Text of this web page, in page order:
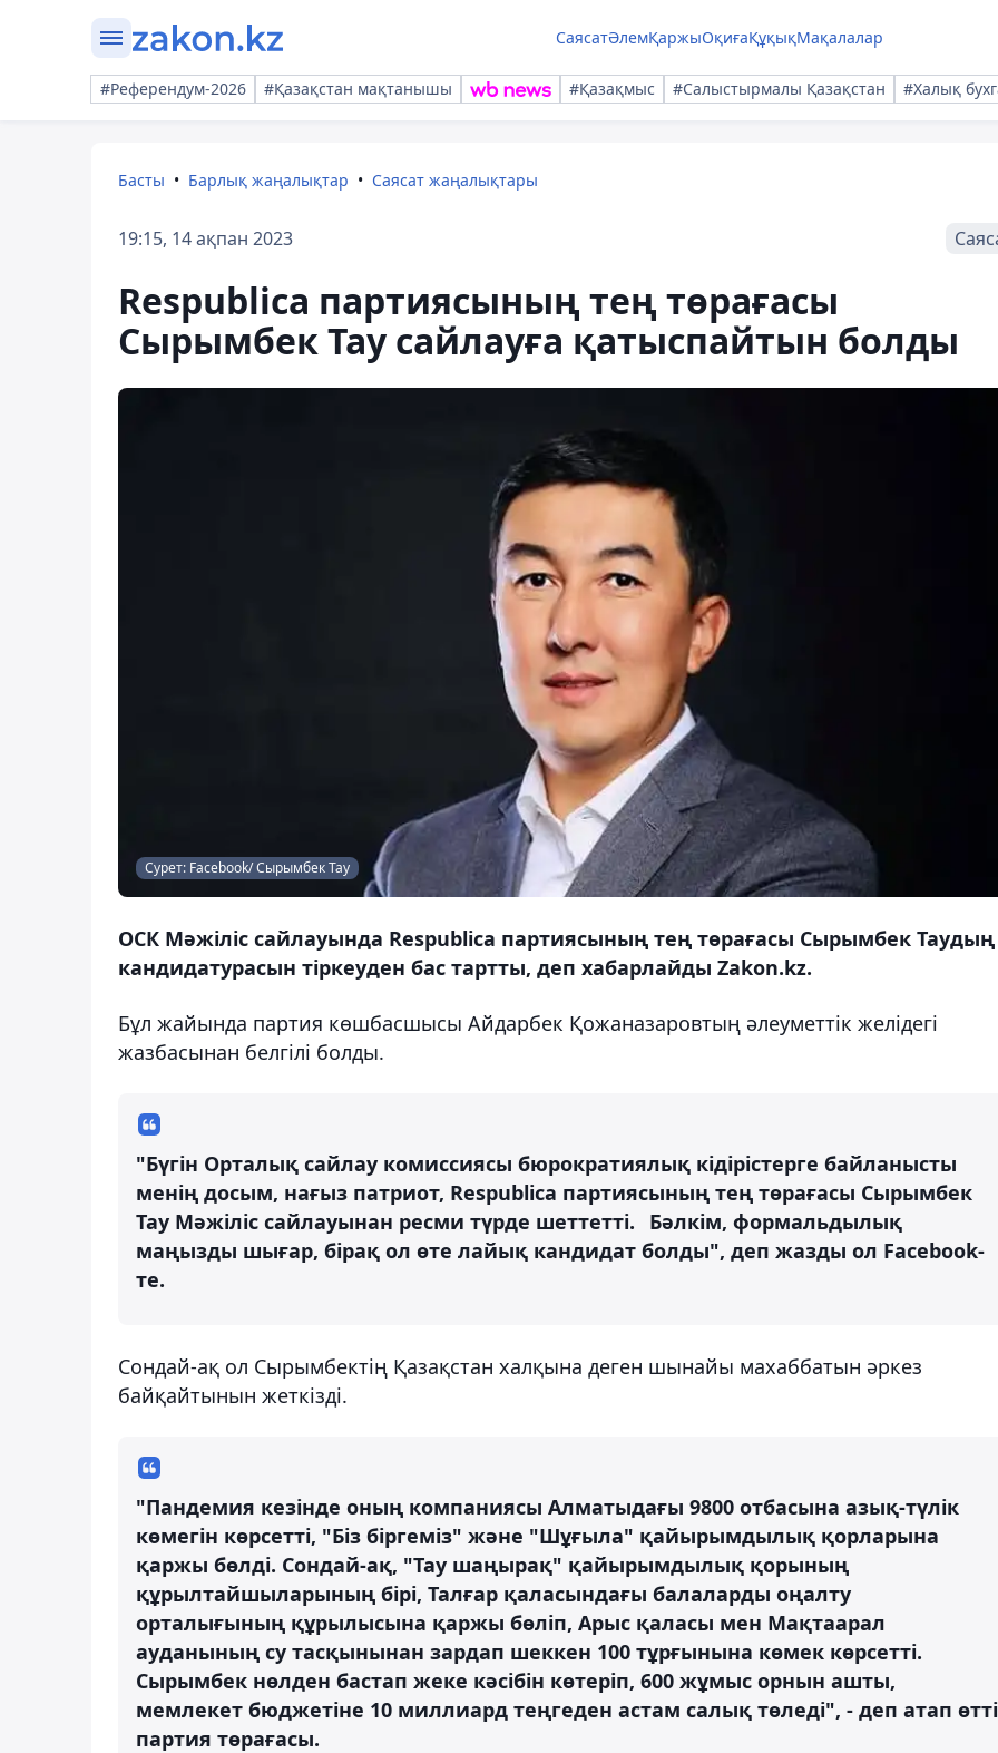
СаясатӘлемҚаржыОқиғаҚұқықМақалалар
#Референдум-2026 #Қазақстан мақтанышы #Қазақмыс #Салыстырмалы Қазақстан #Халық
Басты Барлық жаңалықтар Саясат жаңалықтары
19:15, 14 ақпан 2023
Respublica партиясының тең төрағасы
Сырымбек Тау сайлауға қатыспайтын болды
Сурет: Facebook/ Сырымбек Тау
ОСК Мәжіліс сайлауында Respublica партиясының тең төрағасы Сырымбек Таудың
кандидатурасын тіркеуден бас тартты, деп хабарлайды Zakon.kz.
Бұл жайында партия көшбасшысы Айдарбек Қожаназаровтың әлеуметтік желідегі
жазбасынан белгілі болды.
"Бүгін Орталық сайлау комиссиясы бюрократиялық кідірістерге байланысты
менің досым, нағыз патриот, Respublica партиясының тең төрағасы Сырымбек
Тау Мəжіліс сайлауынан ресми түрде шеттетті.⠀Бәлкім, формальдылық
маңызды шығар, бірақ ол өте лайық кандидат болды", деп жазды ол Facebook-
те.⠀
Сондай-ақ ол Сырымбектің Қазақстан халқына деген шынайы махаббатын әркез
байқайтынын жеткізді.
"Пандемия кезінде оның компаниясы Алматыдағы 9800 отбасына азық-түлік
көмегін көрсетті, "Біз біргеміз" және "Шұғыла" қайырымдылық қорларына
қаржы бөлді. Сондай-ақ, "Тау шаңырақ" қайырымдылық қорының
құрылтайшыларының бірі, Талғар қаласындағы балаларды оңалту
орталығының құрылысына қаржы бөліп, Арыс қаласы мен Мақтаарал
ауданының су тасқынынан зардап шеккен 100 тұрғынына көмек көрсетті.
Сырымбек нөлден бастап жеке кәсібін көтеріп, 600 жұмыс орнын ашты,
мемлекет бюджетіне 10 миллиард теңгеден астам салық төледі", - деп атап өтті
партия төрағасы.